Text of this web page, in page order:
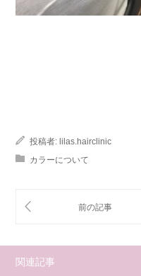
投稿者: lilas.hairclinic
カラーについて
関連記事